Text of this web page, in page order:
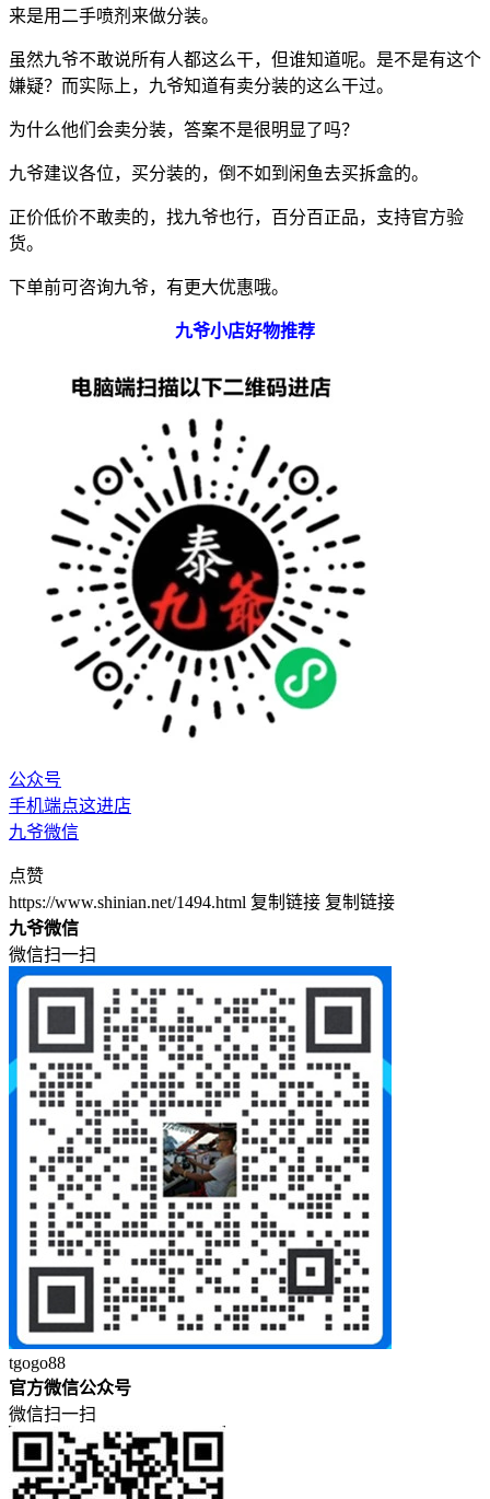
来是用二手喷剂来做分装。
虽然九爷不敢说所有人都这么干，但谁知道呢。是不是有这个
嫌疑？而实际上，九爷知道有卖分装的这么干过。
为什么他们会卖分装，答案不是很明显了吗？
九爷建议各位，买分装的，倒不如到闲鱼去买拆盒的。
正价低价不敢卖的，找九爷也行，百分百正品，支持官方验
货。
下单前可咨询九爷，有更大优惠哦。
九爷小店好物推荐
公众号
手机端点这进店
九爷微信
点赞
https://www.shinian.net/1494.html 复制链接 复制链接
九爷微信
微信扫一扫
tgogo88
官方微信公众号
微信扫一扫